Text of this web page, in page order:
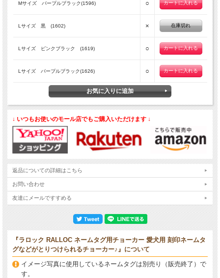
Mサイズ パープルブラック(1596) ○
Lサイズ 黒 (1602) × 在庫切れ
Lサイズ ピンクブラック (1619) ○
Lサイズ パープルブラック(1626) ○
↓ いつもお使いのモール店でもご購入いただけます ↓
返品についての詳細はこちら
お問い合わせ
友達にメールですすめる
『ラロック RALLOC ネームタグ用チョーカー 愛犬用 刻印ネームタ
グなどがとりつけられるチョーカー♪』について
イメージ写真に使用しているネームタグは別売り（販売終了）で
す。